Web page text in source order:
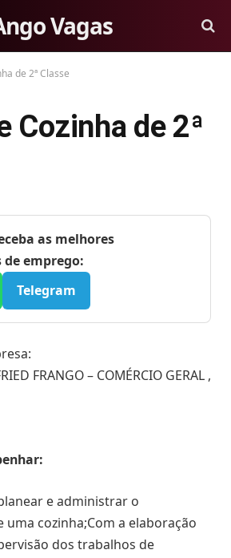
Vagas
de 2ª Classe
Cozinha de 2ª
as melhores
emprego:
Telegram
FRANGO – COMÉRCIO GERAL ,
e administrar o
cozinha;Com a elaboração
dos trabalhos de